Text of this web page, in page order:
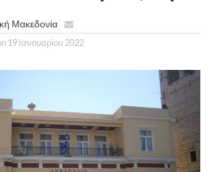
Μακεδονία
19 Ιανουαρίου 2022